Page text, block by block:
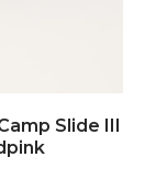
Slide III